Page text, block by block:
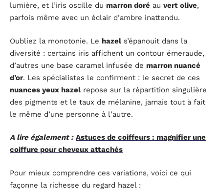
lumière, et l’iris oscille du marron doré au vert olive,
parfois même avec un éclair d’ambre inattendu.
Oubliez la monotonie. Le hazel s’épanouit dans la
diversité : certains iris affichent un contour émeraude,
d’autres une base caramel infusée de marron nuancé
d’or. Les spécialistes le confirment : le secret de ces
nuances yeux hazel repose sur la répartition singulière
des pigments et le taux de mélanine, jamais tout à fait
le même d’une personne à l’autre.
A lire également : Astuces de coiffeurs : magnifier une
coiffure pour cheveux attachés
Pour mieux comprendre ces variations, voici ce qui
façonne la richesse du regard hazel :